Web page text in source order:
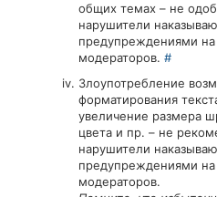
общих темах – не
нарушители
предупреждениями
модераторов. #
Злоупотребление
форматирования
увеличение размера
цвета и пр. – не
нарушители
предупреждениями
модераторов.